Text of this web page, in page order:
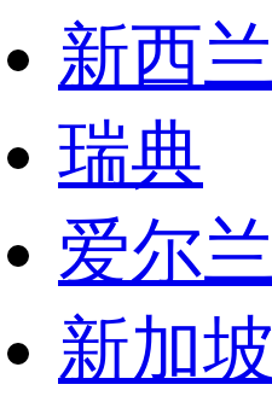
新西兰
瑞典
爱尔兰
新加坡